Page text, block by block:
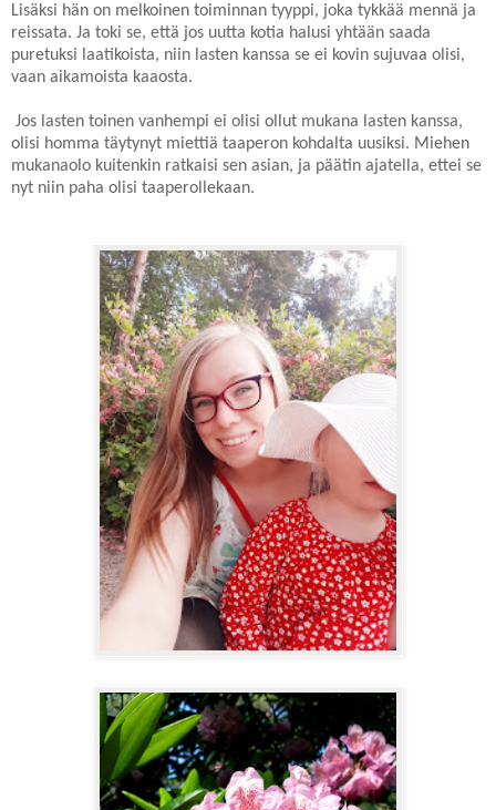
Lisäksi hän on melkoinen toiminnan tyyppi, joka tykkää mennä ja
reissata. Ja toki se, että jos uutta kotia halusi yhtään saada
puretuksi laatikoista, niin lasten kanssa se ei kovin sujuvaa olisi,
vaan aikamoista kaaosta.
Jos lasten toinen vanhempi ei olisi ollut mukana lasten kanssa,
olisi homma täytynyt miettiä taaperon kohdalta uusiksi. Miehen
mukanaolo kuitenkin ratkaisi sen asian, ja päätin ajatella, ettei se
nyt niin paha olisi taaperollekaan.